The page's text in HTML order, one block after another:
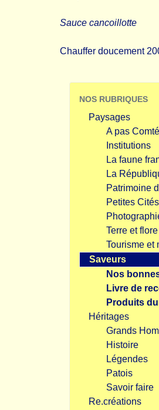
Sauce cancoillotte
Chauffer doucement
NOS RUBRIQUES
Paysages
A pas
Institutions
La faune
La
Patrimoine
Petites
Terre et
Tourisme et
Saveurs
Nos
Livre de
Produits
Héritages
Grands
Histoire
Légendes
Patois
Savoir faire
Re.créations